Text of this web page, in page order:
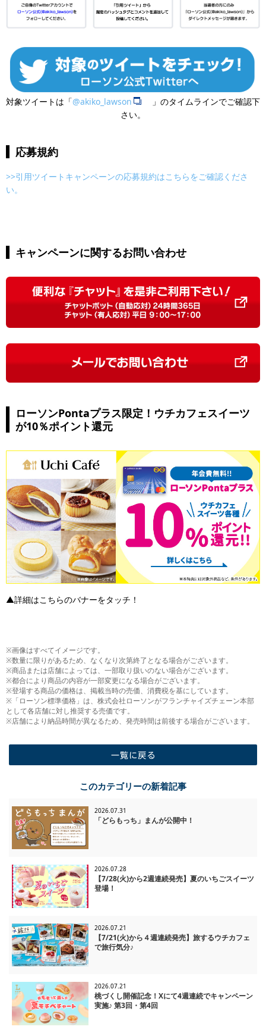
対象ツイートは「@akiko_lawson
」のタイムラインでご確認下
さい。
応募規約
>>引用ツイートキャンペーンの応募規約はこちらをご確認くださ
い。
キャンペーンに関するお問い合わせ
ローソンPontaプラス限定！ウチカフェスイーツ
が10％ポイント還元
▲詳細はこちらのバナーをタッチ！
※画像はすべてイメージです。
※数量に限りがあるため、なくなり次第終了となる場合がございます。
※商品または店舗によっては、一部取り扱いのない場合がございます。
※都合により商品の内容が一部変更になる場合がございます。
※登場する商品の価格は、掲載当時の売価、消費税を基にしています。
※「ローソン標準価格」は、株式会社ローソンがフランチャイズチェーン本部
として各店舗に対し推奨する売価です。
※店舗により納品時間が異なるため、発売時間は前後する場合がございます。
このカテゴリーの新着記事
2026.07.31
「どらもっち」まんが公開中！
2026.07.28
【7/28(火)から2週連続発売】夏のいちごスイーツ
登場！
2026.07.21
【7/21(火)から４週連続発売】旅するウチカフェ
で旅行気分♪
2026.07.21
桃づくし開催記念！Xにて4週連続でキャンペーン
実施♪ 第3回・第4回